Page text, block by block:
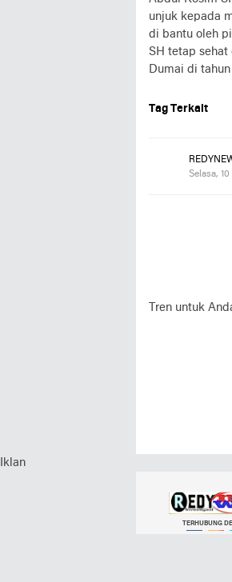
unjuk kepada
di bantu oleh
SH tetap
Dumai di
Tag Terkait
Selasa,
Tren untuk
Iklan
TERHUBUNG